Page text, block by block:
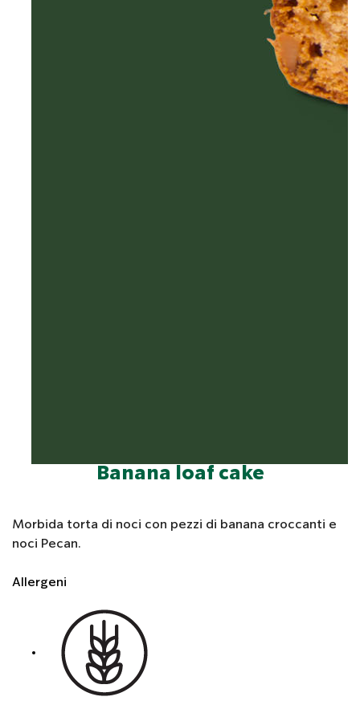
Banana loaf cake
Morbida torta di noci con pezzi di banana croccanti e
noci Pecan.
Allergeni